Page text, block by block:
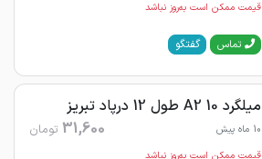
قیمت ممکن است به‌روز نباشد
تماس گفتگو
میلگرد 10 A2 طول 12 درپاد تبریز
10 ماه پیش 31,600 تومان
قیمت ممکن است به‌روز نباشد